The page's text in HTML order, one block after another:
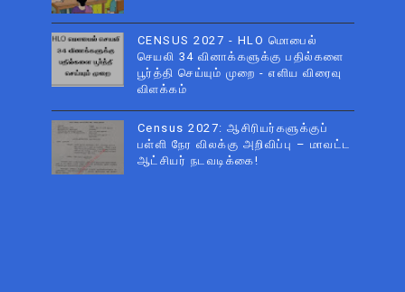
CENSUS 2027 - HLO மொபைல்
செயலி 34 வினாக்களுக்கு பதில்களை
பூர்த்தி செய்யும் முறை - எளிய விரைவு
விளக்கம்
Census 2027: ஆசிரியர்களுக்குப்
பள்ளி நேர விலக்கு அறிவிப்பு – மாவட்ட
ஆட்சியர் நடவடிக்கை!